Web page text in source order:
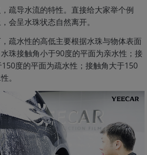
疏导水流的特性。直接给大家举个例
会呈水珠状态自然离开。
疏水性的高低主要根据水珠与物体表面
珠接触角小于90度的平面为亲水性；接
度的平面为疏水性；接触角大于150
。